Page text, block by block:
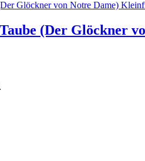
(Der Glöckner